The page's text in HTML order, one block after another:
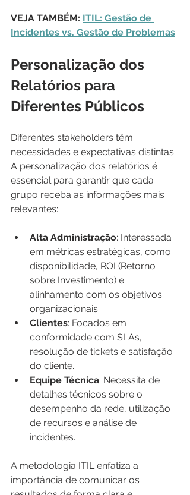
VEJA TAMBÉM: ITIL: Gestão de
Incidentes vs. Gestão de Problemas
Personalização dos
Relatórios para
Diferentes Públicos
Diferentes stakeholders têm
necessidades e expectativas distintas.
A personalização dos relatórios é
essencial para garantir que cada
grupo receba as informações mais
relevantes:
Alta Administração: Interessada
em métricas estratégicas, como
disponibilidade, ROI (Retorno
sobre Investimento) e
alinhamento com os objetivos
organizacionais.
Clientes: Focados em
conformidade com SLAs,
resolução de tickets e satisfação
do cliente.
Equipe Técnica: Necessita de
detalhes técnicos sobre o
desempenho da rede, utilização
de recursos e análise de
incidentes.
A metodologia ITIL enfatiza a
importância de comunicar os